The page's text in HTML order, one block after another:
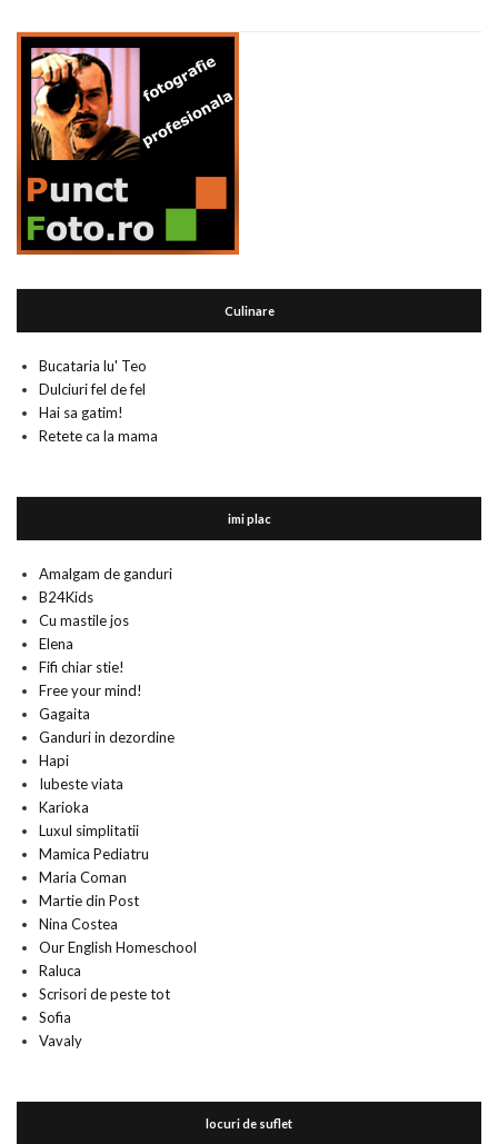
Culinare
Bucataria lu' Teo
Dulciuri fel de fel
Hai sa gatim!
Retete ca la mama
imi plac
Amalgam de ganduri
B24Kids
Cu mastile jos
Elena
Fifi chiar stie!
Free your mind!
Gagaita
Ganduri in dezordine
Hapi
Iubeste viata
Karioka
Luxul simplitatii
Mamica Pediatru
Maria Coman
Martie din Post
Nina Costea
Our English Homeschool
Raluca
Scrisori de peste tot
Sofia
Vavaly
locuri de suflet